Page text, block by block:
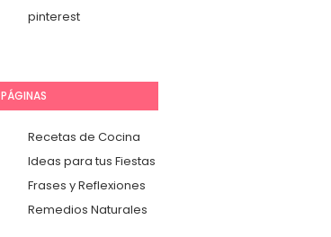
pinterest
PÁGINAS
Recetas de Cocina
Ideas para tus Fiestas
Frases y Reflexiones
Remedios Naturales